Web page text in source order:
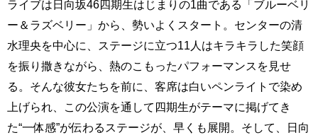
ライブは日向坂46四期生はじまりの1曲である「ブルーベリ
ー＆ラズベリー」から、勢いよくスタート。センターの清
水理央を中心に、ステージに立つ11人はキラキラした笑顔
を振り撒きながら、熱のこもったパフォーマンスを見せ
る。そんな彼女たちを前に、客席は白いペンライトで染め
上げられ、この公演を通して四期生がテーマに掲げてき
た“一体感”が伝わるステージが、早くも展開。そして、日向